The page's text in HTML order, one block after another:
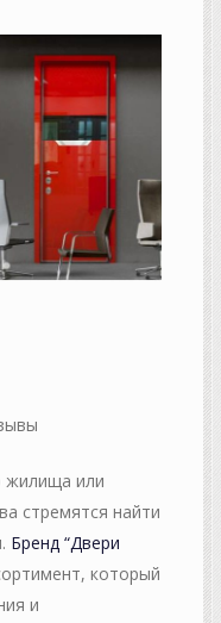
жилища или
стремятся найти
Бренд “Двери
который
и